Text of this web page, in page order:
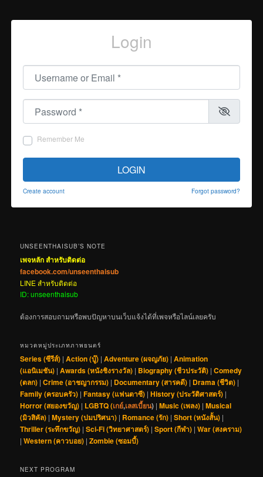
Login
Username or Email
Password
Remember Me
LOGIN
Create account Forgot password?
UNSEENTHAISUB’S NOTE
เพจหลัก สำหรับติดต่อ
facebook.com/unseenthaisub
LINE สำหรับติดต่อ
ID: unseenthaisub
ต้องการสอบถามหรือพบปัญหาบนเว็บแจ้งได้ที่เพจหรือไลน์เลยครับ
หมวดหมู่ประเภทภาพยนตร์
Series (ซีรีส์) |Action (บู๊) |Adventure (ผจญภัย) |Animation
(แอนิเมชัน) |Awards (หนังชิงรางวัล) | Biography (ชีวประวัติ) |Comedy
(ตลก) |Crime (อาชญากรรม) | Documentary (สารคดี) | Drama (ชีวิต) |
Family (ครอบครัว) |Fantasy (แฟนตาซี) |History (ประวัติศาสตร์) |
Horror (สยองขวัญ) | LGBTQ (เกย์,เลสเบี้ยน) |Music (เพลง) |Musical
(มิวสิคัล) |Mystery (ปมปริศนา) | Romance (รัก) |Short (หนังสั้น) |
Thriller (ระทึกขวัญ) |Sci-Fi (วิทยาศาสตร์) |Sport (กีฬา) |War (สงคราม)
|Western (คาวบอย) |Zombie (ซอมบี้)
NEXT PROGRAM